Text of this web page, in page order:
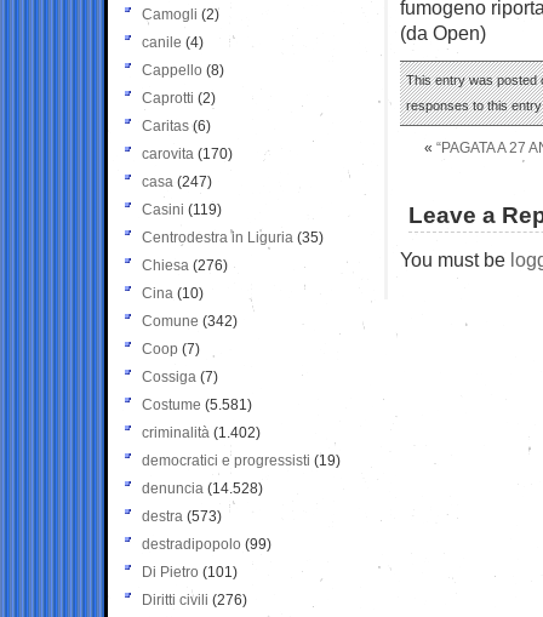
fumogeno
(da Open)
This entry was posted
responses to this
« “PAGATA A 27
Leave a
You must be
Camogli (2)
canile (4)
Cappello (8)
Caprotti (2)
Caritas (6)
carovita (170)
casa (247)
Casini (119)
Centrodestra in Liguria (35)
Chiesa (276)
Cina (10)
Comune (342)
Coop (7)
Cossiga (7)
Costume (5.581)
criminalità (1.402)
democratici e progressisti (19)
denuncia (14.528)
destra (573)
destradipopolo (99)
Di Pietro (101)
Diritti civili (276)